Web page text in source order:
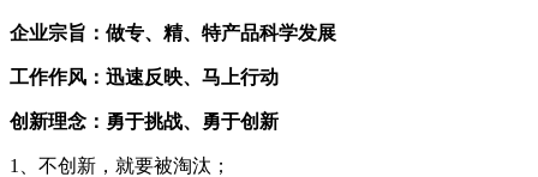
企业宗旨：做专、精、特产品科学发展
工作作风：迅速反映、马上行动
创新理念：勇于挑战、勇于创新
1、不创新，就要被淘汰；